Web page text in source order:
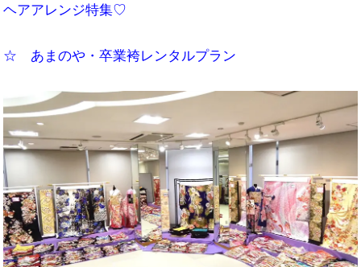
ヘアアレンジ特集♡
☆ あまのや・卒業袴レンタルプラン